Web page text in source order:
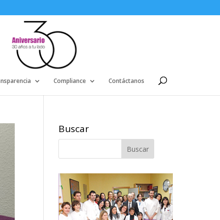
Compliance Contáctanos
Buscar